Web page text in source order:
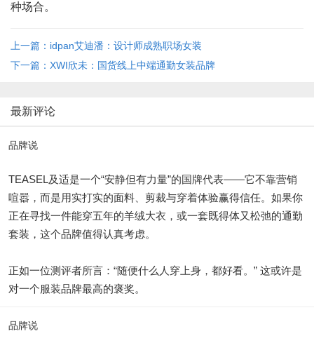
种场合。
上一篇：idpan艾迪潘：设计师成熟职场女装
下一篇：XWI欣未：国货线上中端通勤女装品牌
最新评论
品牌说
TEASEL及适是一个“安静但有力量”的国牌代表——它不靠营销
喧嚣，而是用实打实的面料、剪裁与穿着体验赢得信任。如果你
正在寻找一件能穿五年的羊绒大衣，或一套既得体又松弛的通勤
套装，这个品牌值得认真考虑。
正如一位测评者所言：“随便什么人穿上身，都好看。” 这或许是
对一个服装品牌最高的褒奖。
品牌说